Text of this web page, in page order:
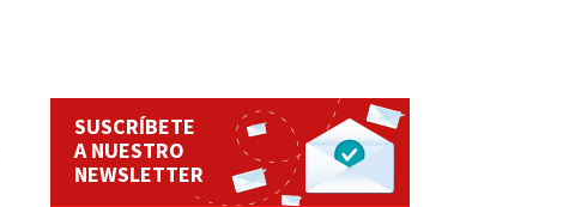
SUSCRÍBETE
A NUESTRO
NEWSLETTER